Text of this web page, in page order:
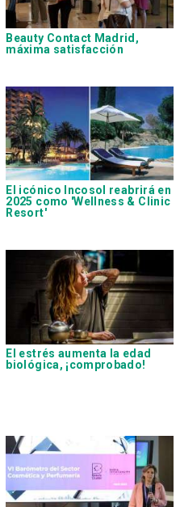
Beauty Contact Madrid,
máxima satisfacción
El icónico Incosol reabrirá en
2025 como 'Wellness & Clinic
Resort'
El estrés aumenta la edad
biológica, ¡comprobado!